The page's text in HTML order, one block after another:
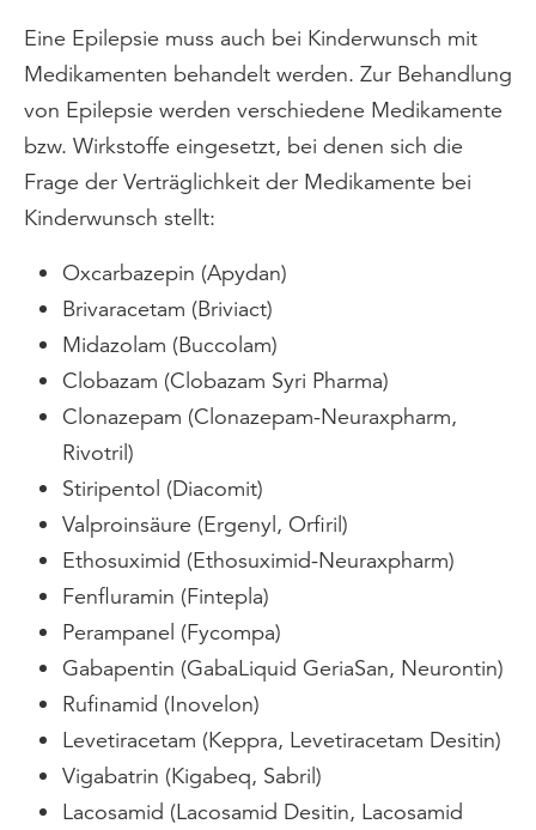
Eine Epilepsie muss auch bei Kinderwunsch mit
Medikamenten behandelt werden. Zur Behandlung
von Epilepsie werden verschiedene Medikamente
bzw. Wirkstoffe eingesetzt, bei denen sich die
Frage der Verträglichkeit der Medikamente bei
Kinderwunsch stellt:
Oxcarbazepin (Apydan)
Brivaracetam (Briviact)
Midazolam (Buccolam)
Clobazam (Clobazam Syri Pharma)
Clonazepam (Clonazepam-Neuraxpharm,
Rivotril)
Stiripentol (Diacomit)
Valproinsäure (Ergenyl, Orfiril)
Ethosuximid (Ethosuximid-Neuraxpharm)
Fenfluramin (Fintepla)
Perampanel (Fycompa)
Gabapentin (GabaLiquid GeriaSan, Neurontin)
Rufinamid (Inovelon)
Levetiracetam (Keppra, Levetiracetam Desitin)
Vigabatrin (Kigabeq, Sabril)
Lacosamid (Lacosamid Desitin, Lacosamid